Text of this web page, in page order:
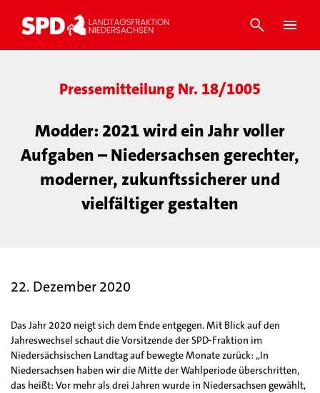
Pressemitteilung Nr. 18/1005
Modder: 2021 wird ein Jahr voller
Aufgaben – Niedersachsen gerechter,
moderner, zukunftssicherer und
vielfältiger gestalten
22. Dezember 2020
Das Jahr 2020 neigt sich dem Ende entgegen. Mit Blick auf den
Jahreswechsel schaut die Vorsitzende der SPD-Fraktion im
Niedersächsischen Landtag auf bewegte Monate zurück: „In
Niedersachsen haben wir die Mitte der Wahlperiode überschritten,
das heißt: Vor mehr als drei Jahren wurde in Niedersachsen gewählt,